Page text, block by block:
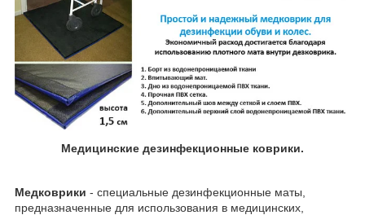
Медицинские дезинфекционные коврики.
Медковрики - специальные дезинфекционные маты,
предназначенные для использования в медицинских,